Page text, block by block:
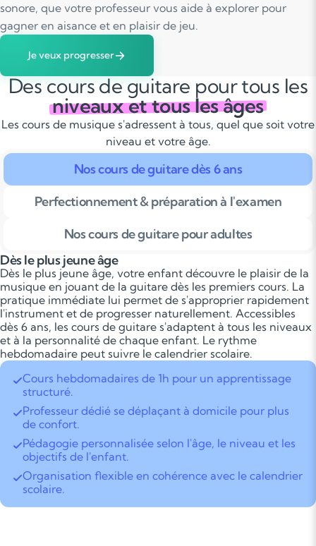
sonore, que votre professeur vous aide à explorer pour
gagner en aisance et en plaisir de jeu.
Je veux progresser
Des cours de guitare pour tous les
niveaux et tous les âges
Les cours de musique s'adressent à tous, quel que soit votre
niveau et votre âge.
Nos cours de guitare dès 6 ans
Perfectionnement & préparation à l'examen
Nos cours de guitare pour adultes
Dès le plus jeune âge
Dès le plus jeune âge, votre enfant découvre le plaisir de la
musique en jouant de la guitare dès les premiers cours. La
pratique immédiate lui permet de s'approprier rapidement
l'instrument et de progresser naturellement. Accessibles
dès 6 ans, les cours de guitare s'adaptent à tous les niveaux
et à la personnalité de chaque enfant. Le rythme
hebdomadaire peut suivre le calendrier scolaire.
Cours hebdomadaires de 1h pour un apprentissage
structuré.
Professeur dédié se déplaçant à domicile pour plus
de confort.
Pédagogie personnalisée selon l'âge, le niveau et les
objectifs de l'enfant.
Organisation flexible en cohérence avec le calendrier
scolaire.